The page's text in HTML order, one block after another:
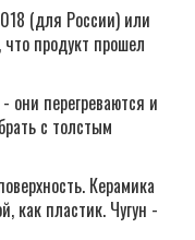
(для России) или
что продукт прошел
они перегреваются и
с толстым
Керамика
как пластик. Чугун -